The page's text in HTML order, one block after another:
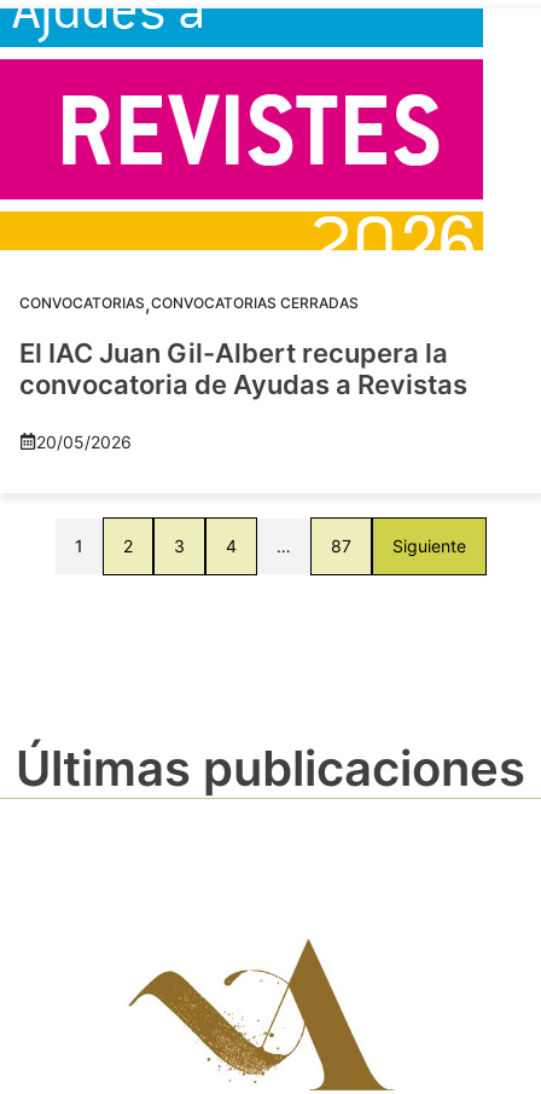
CONVOCATORIAS,CONVOCATORIAS CERRADAS
El IAC Juan Gil-Albert recupera la
convocatoria de Ayudas a Revistas
20/05/2026
1 2 3 4 … 87 Siguiente
Últimas publicaciones